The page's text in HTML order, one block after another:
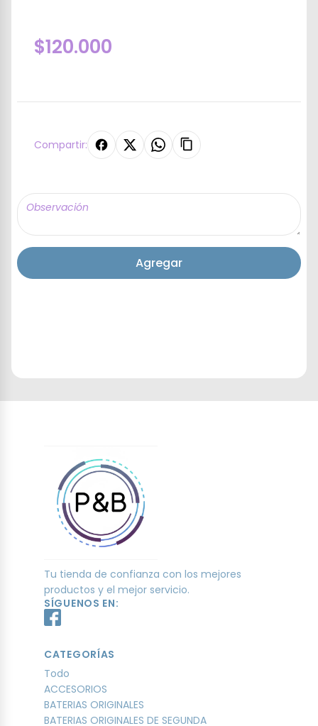
$120.000
Compartir:
Agregar
Tu tienda de confianza con los mejores
productos y el mejor servicio.
SÍGUENOS EN:
CATEGORÍAS
Todo
ACCESORIOS
BATERIAS ORIGINALES
BATERIAS ORIGINALES DE SEGUNDA